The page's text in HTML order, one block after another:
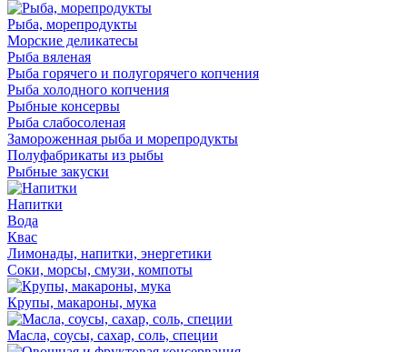
Рыба, морепродукты
Морские деликатесы
Рыба вяленая
Рыба горячего и полугорячего копчения
Рыба холодного копчения
Рыбные консервы
Рыба слабосоленая
Замороженная рыба и морепродукты
Полуфабрикаты из рыбы
Рыбные закуски
Напитки
Вода
Квас
Лимонады, напитки, энергетики
Соки, морсы, смузи, компоты
Крупы, макароны, мука
Масла, соусы, сахар, соль, специи